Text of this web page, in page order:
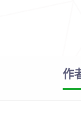
作